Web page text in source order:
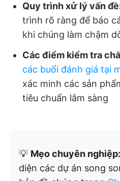
Quy trình xử lý vấn
trình rõ ràng để báo
khi chúng làm chậm
Các điểm kiểm tra
các buổi đánh giá tại
xác minh các sản
tiêu chuẩn lâm sàng
💡 Mẹo chuyên nghiệp:
diện các dự án song